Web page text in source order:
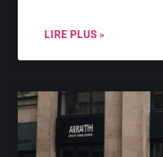
LIRE PLUS »